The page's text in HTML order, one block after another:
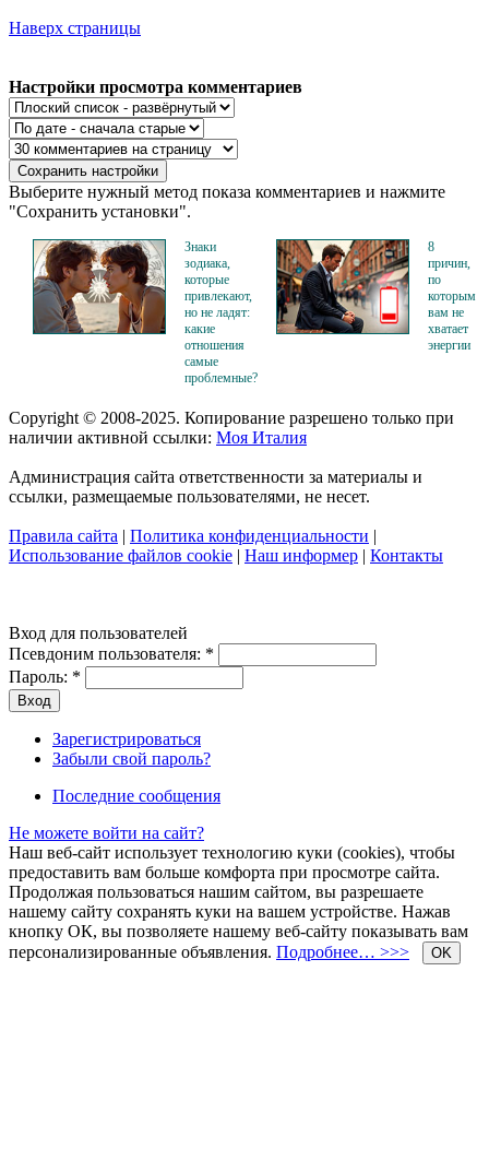
Наверх страницы
Настройки просмотра комментариев
Выберите нужный метод показа комментариев и нажмите
"Сохранить установки".
Знаки
зодиака,
которые
привлекают,
но не ладят:
какие
отношения
самые
проблемные?
8
причин,
по
которым
вам не
хватает
энергии
Copyright © 2008-2025. Копирование разрешено только при
наличии активной ссылки: Моя Италия
Администрация сайта ответственности за материалы и
ссылки, размещаемые пользователями, не несет.
Правила сайта | Политика конфиденциальности |
Использование файлов cookie | Наш информер | Контакты
Вход для пользователей
Псевдоним пользователя: *
Пароль: *
Зарегистрироваться
Забыли свой пароль?
Последние сообщения
Не можете войти на сайт?
Наш веб-сайт использует технологию куки (cookies), чтобы
предоставить вам больше комфорта при просмотре сайта.
Продолжая пользоваться нашим сайтом, вы разрешаете
нашему сайту сохранять куки на вашем устройстве. Нажав
кнопку ОК, вы позволяете нашему веб-сайту показывать вам
персонализированные объявления. Подробнее… >>> OK